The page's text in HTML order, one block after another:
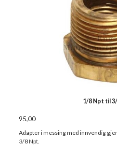
1/8 Npt til
95,00
Adapter i messing med innvendig
3/8 Npt.